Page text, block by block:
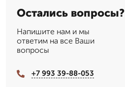
Остались вопросы?
Напишите нам и мы
ответим на все Ваши
вопросы
+7 993 39-88-053